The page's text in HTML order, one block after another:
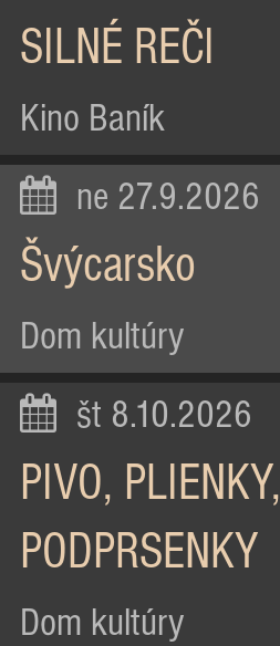
SILNÉ REČI
Kino Baník
ne 27.9.2026
Švýcarsko
Dom kultúry
št 8.10.2026
PIVO, PLIENKY,
PODPRSENKY
Dom kultúry